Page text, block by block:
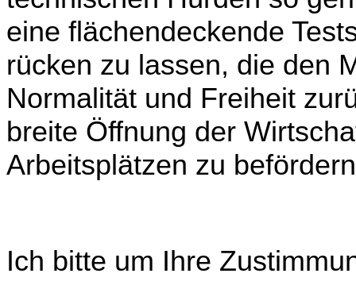
eine flächendeckende
rücken zu lassen, die den
Normalität und Freiheit
breite Öffnung der
Arbeitsplätzen zu
Ich bitte um Ihre